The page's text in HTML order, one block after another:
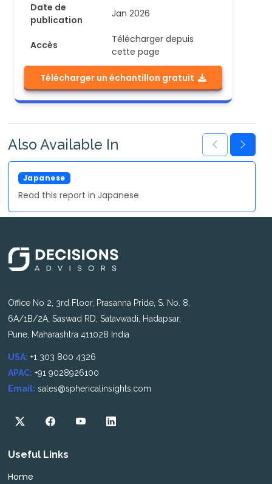
Date de
publication
Jan 2026
Accès
Télécharger depuis
cette page
Télécharger un échantillon gratuit
Also Available In
Japanese
Read this report in Japanese
Office No 2, 3rd Floor, Prasanna Pride, S. No. 8,
6A/1B/2A, Saswad RD, Satavwadi, Hadapsar,
Pune, Maharashtra 411028 India
USA: +1 303 800 4326
APAC: +91 9028926100
Email: sales@sphericalinsights.com
Useful Links
Home